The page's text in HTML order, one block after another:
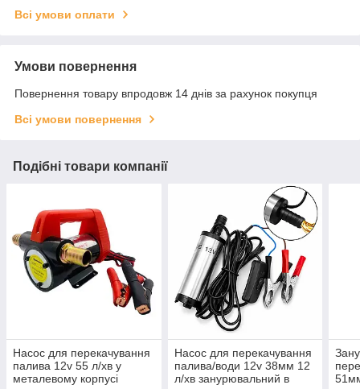
Всі умови оплати
Умови повернення
Повернення товару впродовж 14 днів за рахунок покупця
Всі умови повернення
Подібні товари компанії
Насос для перекачування
палива 12v 55 л/хв у
металевому корпусі
Насос для перекачування
палива/води 12v 38мм 12
л/хв занурювальний в